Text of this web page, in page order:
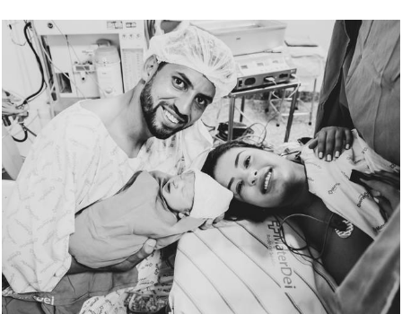
1589 7